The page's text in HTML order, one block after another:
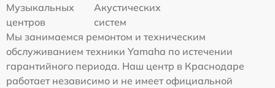
Музыкальных
центров
Акустических
систем
Мы занимаемся ремонтом и техническим
обслуживанием техники Yamaha по истечении
гарантийного периода. Наш центр в Краснодаре
работает независимо и не имеет официальной